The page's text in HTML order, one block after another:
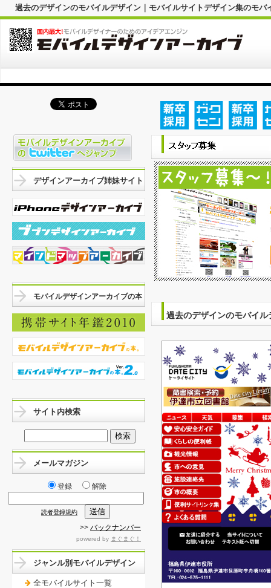
過去のデザインのモバイルデザイン｜モバイルサイトデザイン集のモ
過去のデザインのモバイル
デザインアーカイブ姉妹サイト
モバイルデザインアーカイブの本
サイト内検索
メールマガジン
登録 解除
読者登録規約
>> バックナンバー
powered by まぐまぐ！
ジャンル別モバイルデザイン
全モバイルサイト一覧